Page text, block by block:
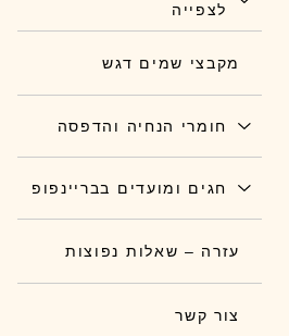
לצפייה
מקבצי שמים דגש
חומרי הנחיה והדפסה
חגים ומועדים בבריינפופ
עזרה – שאלות נפוצות
צור קשר